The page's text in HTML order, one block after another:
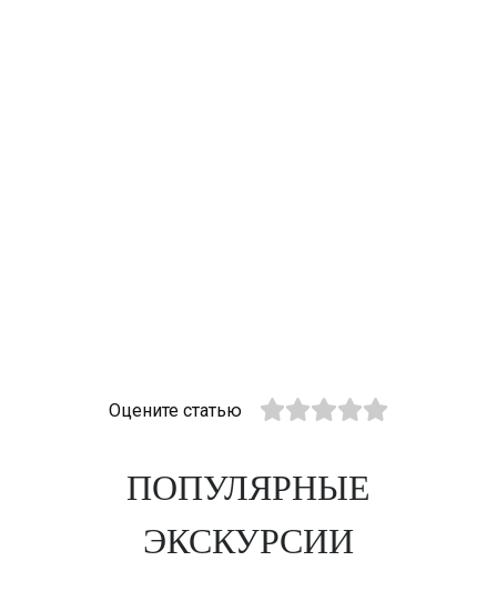
Оцените статью
ПОПУЛЯРНЫЕ
ЭКСКУРСИИ